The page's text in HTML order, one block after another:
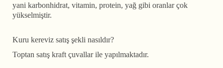
yani karbonhidrat, vitamin, protein, yağ gibi oranlar çok
yükselmiştir.
Kuru kereviz satış şekli nasıldır?
Toptan satış kraft çuvallar ile yapılmaktadır.